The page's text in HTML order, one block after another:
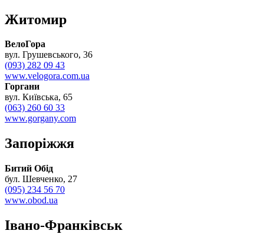
Житомир
ВелоГора
вул. Грушевського, 36
(093) 282 09 43
www.velogora.com.ua
Горгани
вул. Київська, 65
(063) 260 60 33
www.gorgany.com
Запоріжжя
Битий Обід
бул. Шевченко, 27
(095) 234 56 70
www.obod.ua
Івано-Франківськ